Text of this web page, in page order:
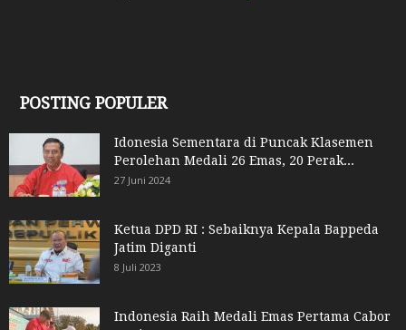
POSTING POPULER
Idonesia Sementara di Puncak Klasemen
Perolehan Medali 26 Emas, 20 Perak...
27 Juni 2024
Ketua DPD RI : Sebaiknya Kepala Bappeda
Jatim Diganti
8 Juli 2023
Indonesia Raih Medali Emas Pertama Cabor